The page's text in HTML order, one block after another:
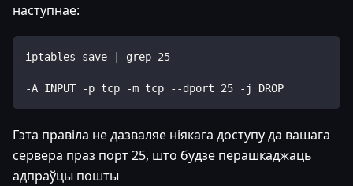
наступнае:
iptables-save | grep 25
-A INPUT -p tcp -m tcp --dport 25 -j DROP
Гэта правіла не дазваляе ніякага доступу да вашага
сервера праз порт 25, што будзе перашкаджаць
адпраўцы пошты